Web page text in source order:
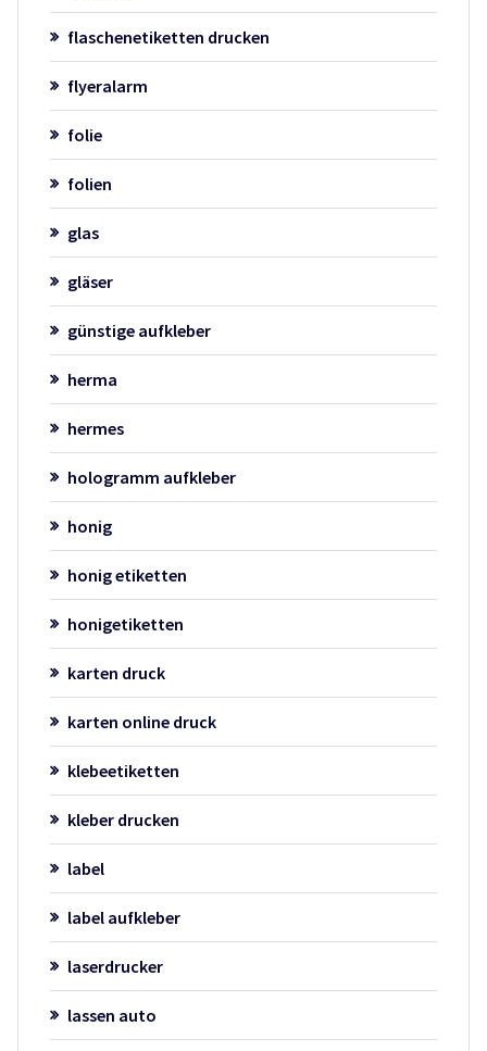
flaschenetiketten drucken
flyeralarm
folie
folien
glas
gläser
günstige aufkleber
herma
hermes
hologramm aufkleber
honig
honig etiketten
honigetiketten
karten druck
karten online druck
klebeetiketten
kleber drucken
label
label aufkleber
laserdrucker
lassen auto